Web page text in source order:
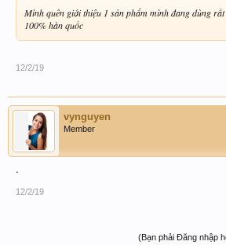
Mình quên giới thiệu 1 sản phẩm mình đang dùng
100% hàn quốc
12/2/19
vynguyen
Member
.
12/2/19
(Bạn phải Đăng nhập